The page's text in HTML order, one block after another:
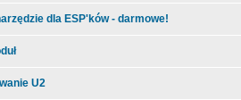
dla ESP'ków - darmowe!
U2